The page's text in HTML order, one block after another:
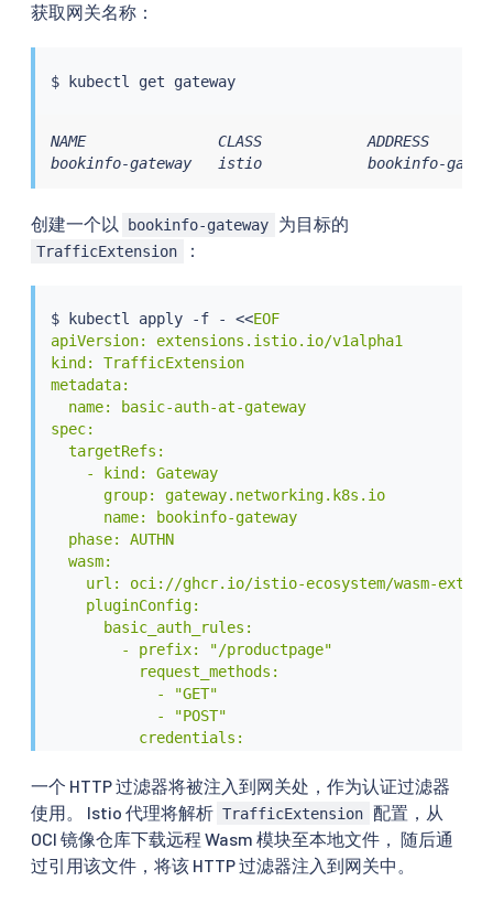
获取网关名称：
$ kubectl get gateway
NAME               CLASS            ADDRESS
bookinfo-gateway   istio            bookinfo-
创建一个以 bookinfo-gateway 为目标的
TrafficExtension ：
$ kubectl apply -f - <<EOF
apiVersion: extensions.istio.io/v1alpha1
kind: TrafficExtension
metadata:
  name: basic-auth-at-gateway
spec:
  targetRefs:
    - kind: Gateway
      group: gateway.networking.k8s.io
      name: bookinfo-gateway
  phase: AUTHN
  wasm:
url: oci://ghcr.io/istio-ecosystem/wasm-
    pluginConfig:
      basic_auth_rules:
        - prefix: "/productpage"
          request_methods:
            - "GET"
            - "POST"
          credentials:
            - "YWRtaW4zOmFkbWluMw=="
EOF
一个 HTTP 过滤器将被注入到网关处，作为认证过滤器
使用。 Istio 代理将解析 TrafficExtension 配置，从
OCI 镜像仓库下载远程 Wasm 模块至本地文件， 随后通
过引用该文件，将该 HTTP 过滤器注入到网关中。